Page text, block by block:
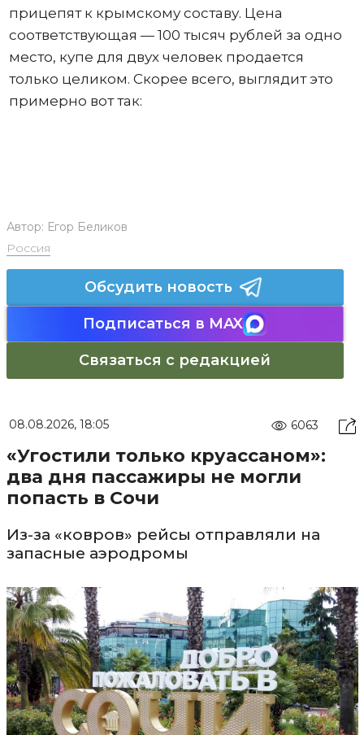
прицепят к крымскому составу. Цена
соответствующая — 100 тысяч рублей за одно
место, купе для двух человек продается
только целиком. Скорее всего, выглядит это
примерно вот так:
Автор: Егор Беликов
Россия
Обсудить новость
Подписаться в MAX
Связаться с редакцией
08.08.2026, 18:05 6063
«Угостили только круассаном»:
два дня пассажиры не могли
попасть в Сочи
Из-за «ковров» рейсы отправляли на
запасные аэродромы